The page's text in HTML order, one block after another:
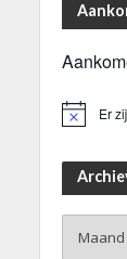
Er